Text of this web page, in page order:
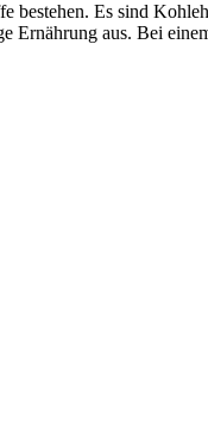
Es sind
aus. Bei